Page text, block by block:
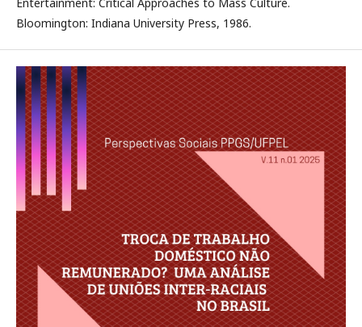
Bloomington: Indiana University Press, 1986.